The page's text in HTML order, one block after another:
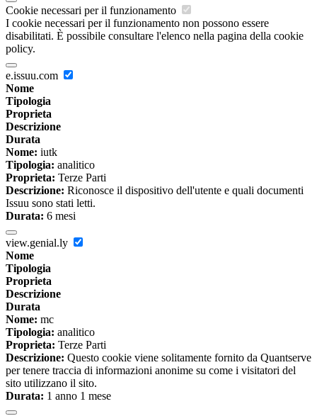
Cookie necessari per il funzionamento
I cookie necessari per il funzionamento non possono essere
disabilitati. È possibile consultare l'elenco nella pagina della cookie
policy.
e.issuu.com
Nome
Tipologia
Proprieta
Descrizione
Durata
Nome: iutk
Tipologia: analitico
Proprieta: Terze Parti
Descrizione: Riconosce il dispositivo dell'utente e quali documenti
Issuu sono stati letti.
Durata: 6 mesi
view.genial.ly
Nome
Tipologia
Proprieta
Descrizione
Durata
Nome: mc
Tipologia: analitico
Proprieta: Terze Parti
Descrizione: Questo cookie viene solitamente fornito da Quantserve
per tenere traccia di informazioni anonime su come i visitatori del
sito utilizzano il sito.
Durata: 1 anno 1 mese